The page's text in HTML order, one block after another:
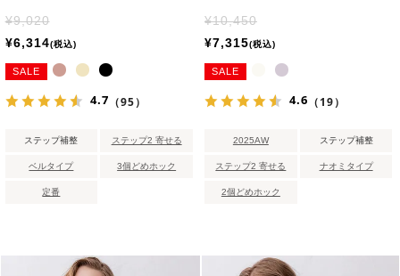
¥9,020
¥6,314 税込
SALE
4.7 （95）
ステップ補整 ステップ2 寄せる
ベルタイプ 3個どめホック
定番
¥10,450
¥7,315 税込
SALE
4.6 （19）
2025AW ステップ補整
ステップ2 寄せる ナオミタイプ
2個どめホック